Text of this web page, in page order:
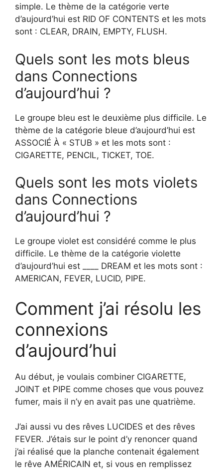
simple. Le thème de la catégorie verte
d’aujourd’hui est RID OF CONTENTS et les mots
sont : CLEAR, DRAIN, EMPTY, FLUSH.
Quels sont les mots bleus
dans Connections
d’aujourd’hui ?
Le groupe bleu est le deuxième plus difficile. Le
thème de la catégorie bleue d’aujourd’hui est
ASSOCIÉ À « STUB » et les mots sont :
CIGARETTE, PENCIL, TICKET, TOE.
Quels sont les mots violets
dans Connections
d’aujourd’hui ?
Le groupe violet est considéré comme le plus
difficile. Le thème de la catégorie violette
d’aujourd’hui est ____ DREAM et les mots sont :
AMERICAN, FEVER, LUCID, PIPE.
Comment j’ai résolu les
connexions
d’aujourd’hui
Au début, je voulais combiner CIGARETTE,
JOINT et PIPE comme choses que vous pouvez
fumer, mais il n’y en avait pas une quatrième.
J’ai aussi vu des rêves LUCIDES et des rêves
FEVER. J’étais sur le point d’y renoncer quand
j’ai réalisé que la planche contenait également
le rêve AMÉRICAIN et, si vous en remplissez